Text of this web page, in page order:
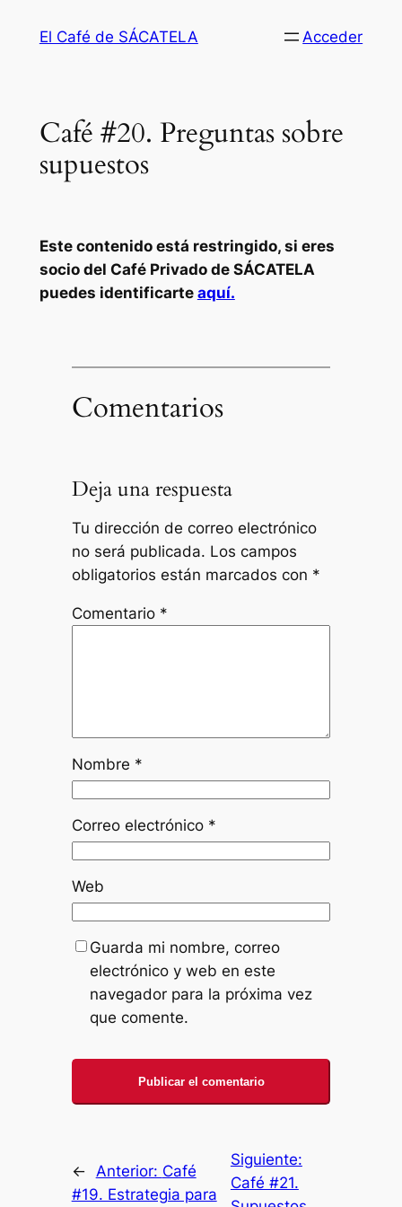
El Café de SÁCATELA Acceder
Café #20. Preguntas sobre
supuestos
Este contenido está restringido, si eres
socio del Café Privado de SÁCATELA
puedes identificarte aquí.
Comentarios
Deja una respuesta
Tu dirección de correo electrónico
no será publicada. Los campos
obligatorios están marcados con *
Comentario *
Nombre *
Correo electrónico *
Web
Guarda mi nombre, correo
electrónico y web en este
navegador para la próxima vez
que comente.
← Anterior: Café
#19. Estrategia para
Siguiente:
Café #21.